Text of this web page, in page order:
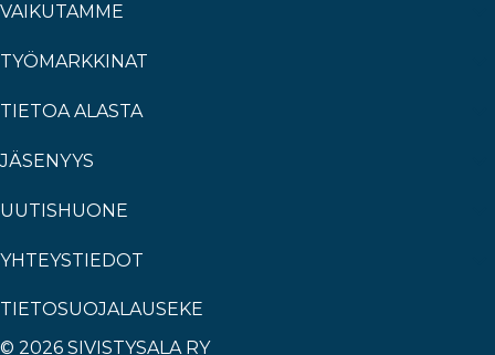
VAIKUTAMME
TYÖMARKKINAT
TIETOA ALASTA
JÄSENYYS
UUTISHUONE
YHTEYSTIEDOT
TIETOSUOJALAUSEKE
© 2026 SIVISTYSALA RY